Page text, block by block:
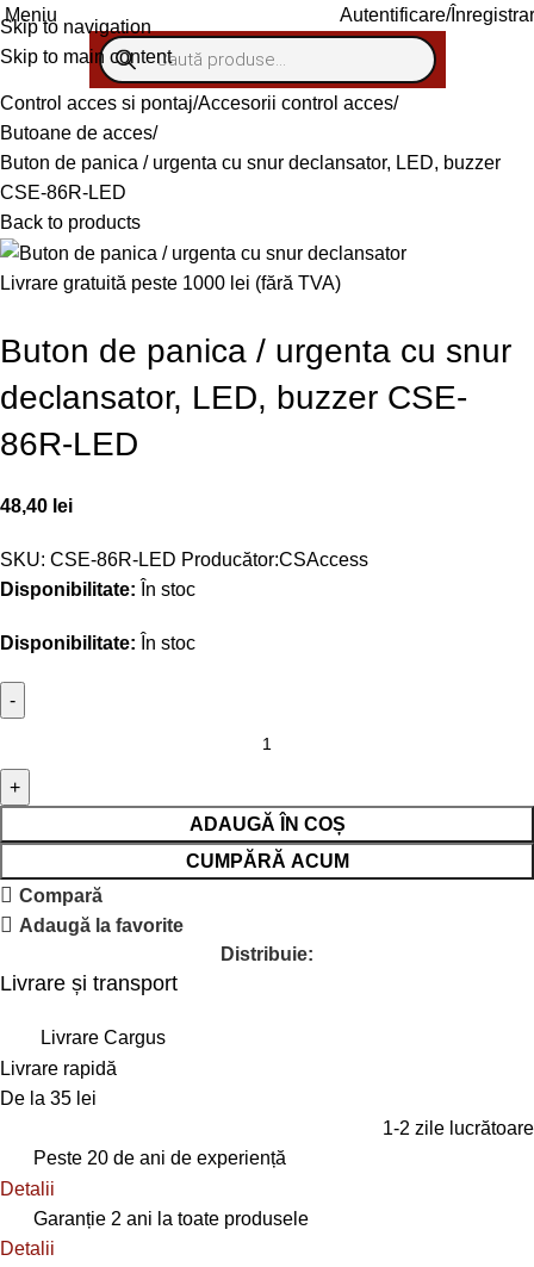
Skip to navigation
Skip to main content
Meniu Autentificare/
Control acces si pontaj Accesorii control acces
Butoane de acces
Buton de panica / urgenta cu snur declansator, LED, buzzer
CSE-86R-LED
Back to products
Livrare gratuită peste 1000 lei (fără TVA)
Buton de panica / urgenta cu snur
declansator, LED, buzzer CSE-
86R-LED
48,40 lei
SKU: CSE-86R-LED Producător:CSAccess
Disponibilitate: În stoc
Disponibilitate: În stoc
ADAUGĂ ÎN COȘ
CUMPĂRĂ ACUM
Compară
Adaugă la favorite
Distribuie:
Livrare și transport
Livrare Cargus
Livrare rapidă
De la 35 lei
1-2 zile lucrătoare
Peste 20 de ani de experiență
Detalii
Garanție 2 ani la toate produsele
Detalii